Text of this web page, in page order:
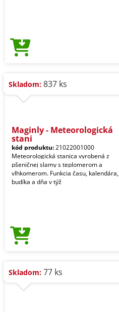
Skladom: 837 ks
Maginly - Meteorologická
stani
kód produktu:21022001000
Meteorologická stanica vyrobená z
pšeničnej slamy s teplomerom a
vlhkomerom. Funkcia času, kalendára,
budíka a dňa v týž
Skladom: 77 ks